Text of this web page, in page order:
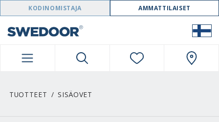
SWEDOOR NAVIGATION
KODINOMISTAJA AMMATTILAISET
TUOTTEET SISÄOVET